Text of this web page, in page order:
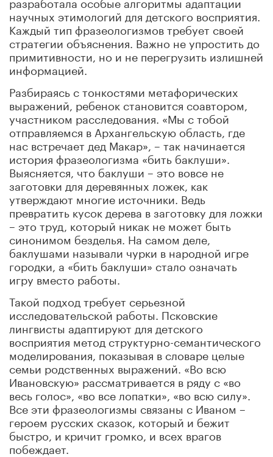
научных этимологий для детского восприятия.
Каждый тип фразеологизмов требует своей
стратегии объяснения. Важно не упростить до
примитивности, но и не перегрузить излишней
информацией.
Разбираясь с тонкостями метафорических
выражений, ребенок становится соавтором,
участником расследования. «Мы с тобой
отправляемся в Архангельскую область, где
нас встречает дед Макар», – так начинается
история фразеологизма «бить баклуши».
Выясняется, что баклуши – это вовсе не
заготовки для деревянных ложек, как
утверждают многие источники. Ведь
превратить кусок дерева в заготовку для ложки
– это труд, который никак не может быть
синонимом безделья. На самом деле,
баклушами называли чурки в народной игре
городки, а «бить баклуши» стало означать
игру вместо работы.
Такой подход требует серьезной
исследовательской работы. Псковские
лингвисты адаптируют для детского
восприятия метод структурно-семантического
моделирования, показывая в словаре целые
семьи родственных выражений. «Во всю
Ивановскую» рассматривается в ряду с «во
весь голос», «во все лопатки», «во всю силу».
Все эти фразеологизмы связаны с Иваном –
героем русских сказок, который и бежит
быстро, и кричит громко, и всех врагов
побеждает.